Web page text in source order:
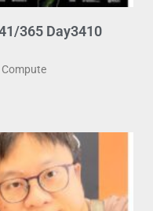
365 Day3410